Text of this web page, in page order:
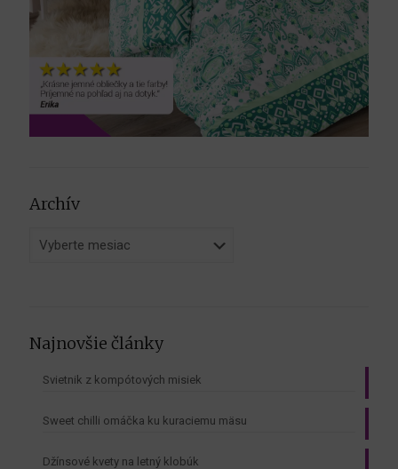
Archív
Najnovšie články
Svietnik z kompótových misiek
Sweet chilli omáčka ku kuraciemu mäsu
Džínsové kvety na letný klobúk